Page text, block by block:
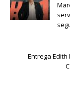
Entrega Edith